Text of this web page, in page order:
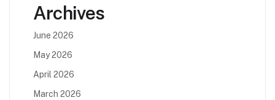
Archives
June 2026
May 2026
April 2026
March 2026